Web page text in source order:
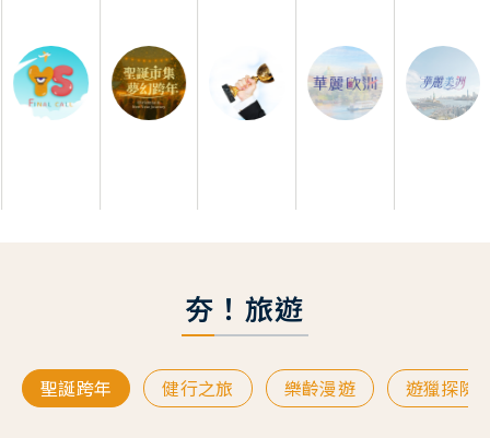
夯！旅遊
聖誕跨年 健行之旅 樂齡漫遊 遊獵探險